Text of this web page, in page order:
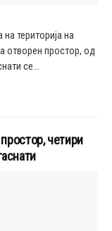
територија на
отворен простор, од
се...
четири